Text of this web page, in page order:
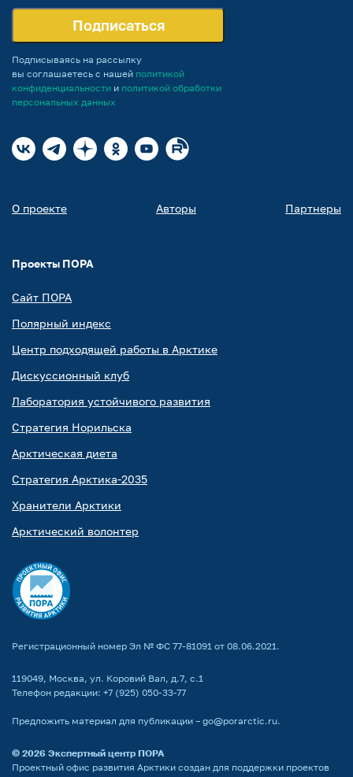
Подписаться
Подписываясь на рассылку
вы соглашаетесь с нашей политикой
конфиденциальности и политикой обработки
персональных данных
О проекте Авторы Партнеры
Проекты ПОРА
Сайт ПОРА
Полярный индекс
Центр подходящей работы в Арктике
Дискуссионный клуб
Лаборатория устойчивого развития
Стратегия Норильска
Арктическая диета
Стратегия Арктика-2035
Хранители Арктики
Арктический волонтер
Регистрационный номер Эл № ФС 77-81091 от 08.06.2021.
119049, Москва, ул. Коровий Вал, д.7, с.1
Телефон редакции: +7 (925) 050-33-77
Предложить материал для публикации – go@porarctic.ru.
© 2026 Экспертный центр ПОРА
Проектный офис развития Арктики создан для поддержки проектов